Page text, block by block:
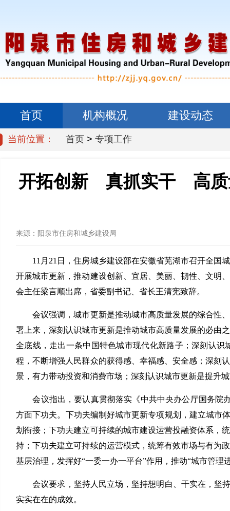
首页 机构概况
建设动态
信息公开
当前位置： 首页 > 专项工作
开拓创新 真抓实干 高质
来源： 阳泉市住房和城乡建设局
11月21日，住房城乡建设部在安徽省芜湖市召开全国城
开展城市更新，推动建设创新、宜居、美丽、韧性、文明
会主任梁言顺出席，省委副书记、省长王清宪致辞。
会议强调，城市更新是推动城市高质量发展的综合性、
署上来，深刻认识城市更新是推动城市高质量发展的必由
全底线，走出一条中国特色城市现代化新路子；深刻认
程，不断增强人民群众的获得感、幸福感、安全感；深刻
景，有力带动投资和消费市场；深刻认识城市更新是提升
会议指出，要认真贯彻落实《中共中央办公厅国务院办
方面下功夫。下功夫编制好城市更新专项规划，建立城
划衔接；下功夫建立可持续的城市建设运营投融资体系，
持；下功夫建立可持续的运营模式，统筹有效市场与有为
基层治理，发挥好“一委一办一平台”作用，推动“城市管理
会议要求，坚持人民立场，坚持想明白、干实在，坚持
实实在在的成效。